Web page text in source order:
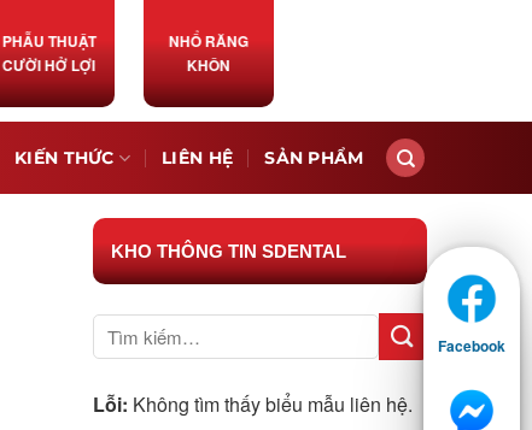
PHẪU THUẬT
CƯỜI HỞ LỢI
NHỔ RĂNG
KHÔN
KIẾN THỨC LIÊN HỆ SẢN PHẨM
KHO THÔNG TIN SDENTAL
Lỗi: Không tìm thấy biểu mẫu liên hệ.
Facebook